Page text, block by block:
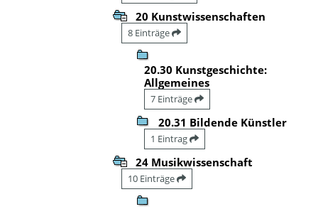
20 Kunstwissenschaften
8 Einträge
20.30 Kunstgeschichte:
Allgemeines
7 Einträge
20.31 Bildende Künstler
1 Eintrag
24 Musikwissenschaft
10 Einträge